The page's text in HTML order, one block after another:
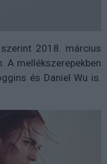
2018. március
A mellékszerepekben
és Daniel Wu is.